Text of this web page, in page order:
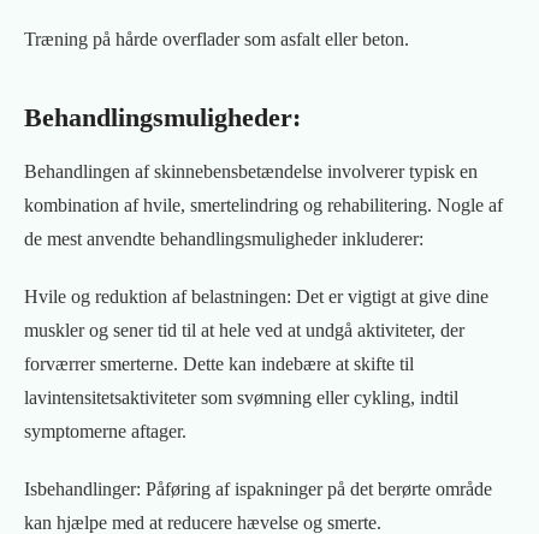
Træning på hårde overflader som asfalt eller beton.
Behandlingsmuligheder:
Behandlingen af skinnebensbetændelse involverer typisk en
kombination af hvile, smertelindring og rehabilitering. Nogle af
de mest anvendte behandlingsmuligheder inkluderer:
Hvile og reduktion af belastningen: Det er vigtigt at give dine
muskler og sener tid til at hele ved at undgå aktiviteter, der
forværrer smerterne. Dette kan indebære at skifte til
lavintensitetsaktiviteter som svømning eller cykling, indtil
symptomerne aftager.
Isbehandlinger: Påføring af ispakninger på det berørte område
kan hjælpe med at reducere hævelse og smerte.